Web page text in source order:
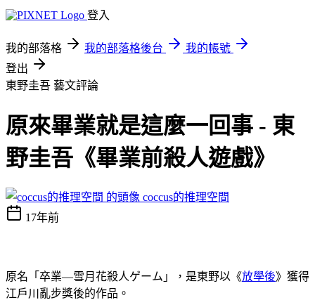
登入
我的部落格 我的部落格後台
我的帳號
登出
東野圭吾 藝文評論
原來畢業就是這麼一回事 - 東
野圭吾《畢業前殺人遊戲》
coccus的推理空間
17年前
原名「卒業―雪月花殺人ゲーム」，是東野以《放學後》獲得
江戶川亂步獎後的作品。